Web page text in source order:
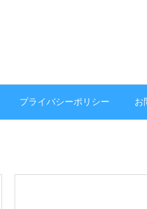
プライバシーポリシー お